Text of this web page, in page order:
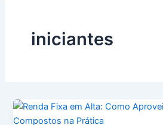
iniciantes